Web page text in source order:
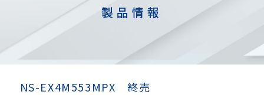
製品情報
NS-EX4M553MPX 終売